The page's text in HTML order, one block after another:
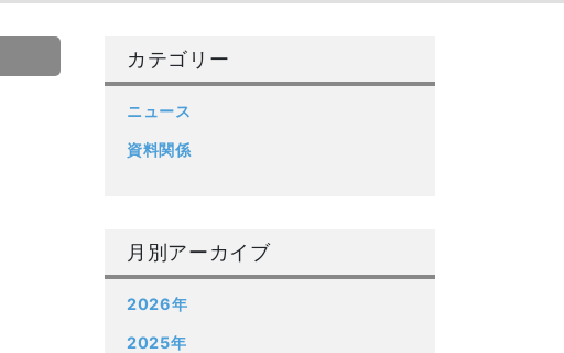
カテゴリー
ニュース
資料関係
月別アーカイブ
2026年
2025年